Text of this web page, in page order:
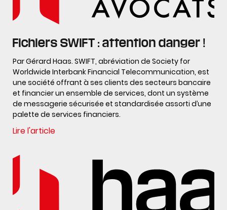
Fichiers SWIFT : attention danger !
Par Gérard Haas. SWIFT, abréviation de Society for
Worldwide Interbank Financial Telecommunication, est
une société offrant à ses clients des secteurs bancaire
et financier un ensemble de services, dont un système
de messagerie sécurisée et standardisée assorti d’une
palette de services financiers.
Lire l'article